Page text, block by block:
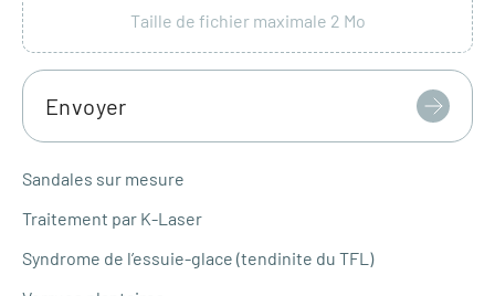
Taille de fichier maximale 2 Mo
Sandales sur mesure
Traitement par K-Laser
Syndrome de l’essuie-glace (tendinite du TFL)